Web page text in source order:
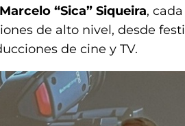
Marcelo “Sica” Siqueira,
de alto nivel, desde
de cine y TV.